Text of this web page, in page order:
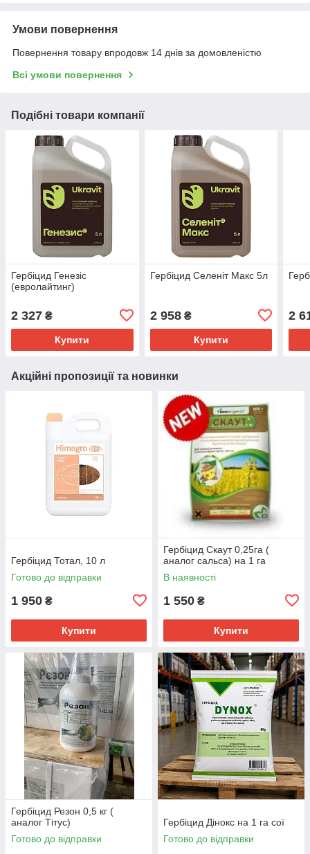
Умови повернення
Повернення товару впродовж 14 днів за домовленістю
Всі умови повернення
Подібні товари компанії
Гербіцид Генезіс
(евролайтинг)
2 327 ₴
Купити
Гербіцид Селеніт Макс 5л
2 958₴
Купити
2
Акційні пропозиції та новинки
Гербіцид Тотал, 10 л
Готово до відправки
1 950 ₴
Купити
Гербіцид Скаут 0,25га (
аналог сальса) на 1 га
В наявності
1 550 ₴
Купити
Гербіцид Резон 0,5 кг (
аналог Тітус)
Готово до відправки
Гербіцид Дінокс на 1 га сої
Готово до відправки